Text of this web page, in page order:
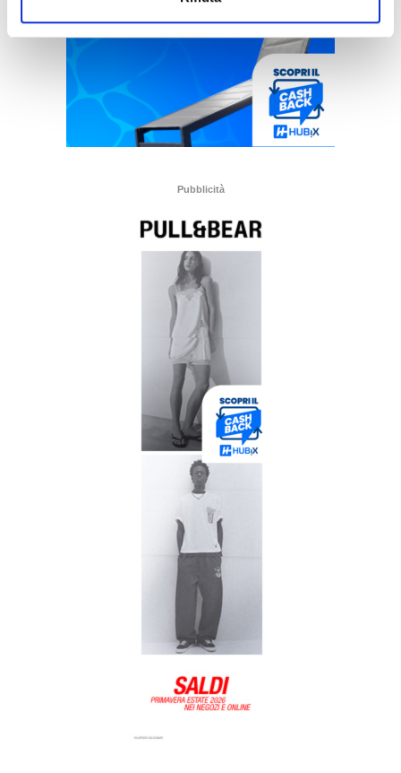
Pubblicità